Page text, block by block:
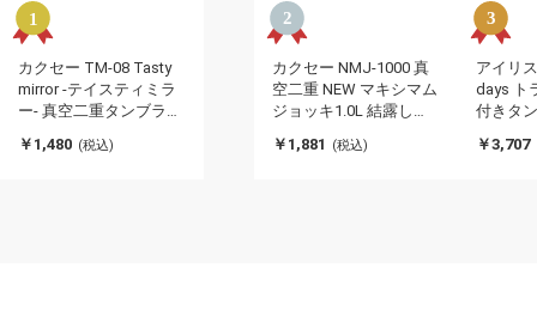
カクセー TM-08 Tasty
mirror -テイスティミラ
ー- 真空二重タンブラー
上げ(代引不可)
￥1,480 (税込)
カクセー NMJ-1000 真
空二重 NEW マキシマム
ジョッキ1.0L 結露しに
二重構造(代引不可)
￥1,881 (税込)
アイリ
days ト
付きタ
ラック
￥3,707